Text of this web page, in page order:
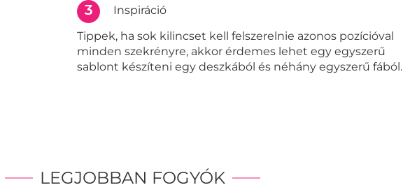
3
Inspiráció
Tippek, ha sok kilincset kell felszerelnie azonos pozícióval
minden szekrényre, akkor érdemes lehet egy egyszerű
sablont készíteni egy deszkából és néhány egyszerű fából.
LEGJOBBAN FOGYÓK